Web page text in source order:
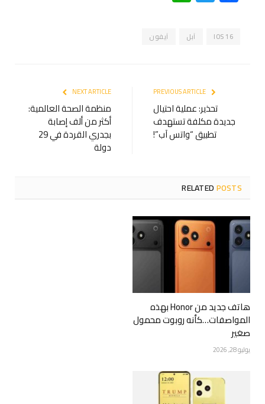
IOS 16 آبل آيفون
تحذير: عملية احتيال
جديدة مكلفة تستهدف
تطبيق “واتس آب”!
NEXT ARTICLE
منظمة الصحة العالمية:
أكثر من ألف إصابة
بجدري القردة في 29
دولة
RELATEDPOSTS
هاتف جديد من Honor بهذه
المواصفات…كأنه روبوت محمول
صغير
يوليو 28, 2026